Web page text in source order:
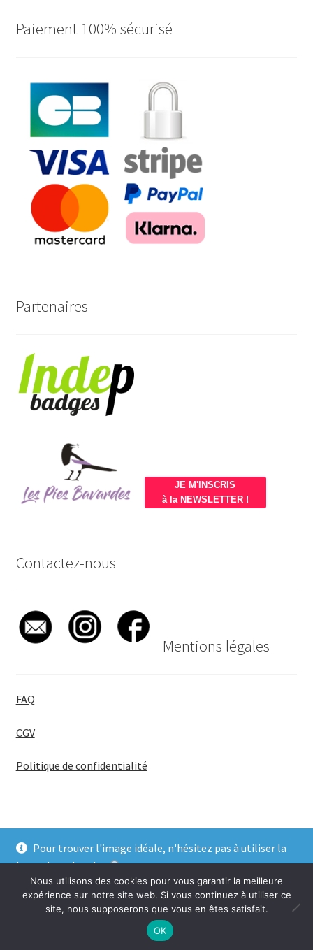
Pour trouver l'image idéale, n'hésitez pas à utiliser la
barre de recherche
Ignorer
plus
ancien
Paiement 100% sécurisé
Partenaires
JE M'INSCRIS
à la NEWSLETTER !
Contactez-nous
Mentions légales
FAQ
CGV
Politique de confidentialité
© BadgeGirl® 2026
Nous utilisons des cookies pour vous garantir la meilleure
expérience sur notre site web. Si vous continuez à utiliser ce
site, nous supposerons que vous en êtes satisfait.
OK